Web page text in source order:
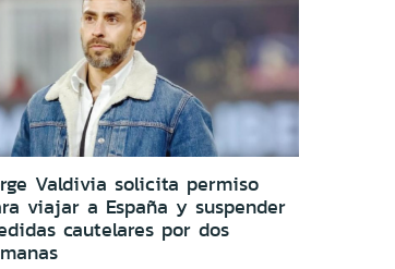
Valdivia solicita permiso
viajar a España y suspender
cautelares por dos